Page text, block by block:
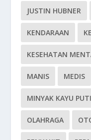
JUSTIN HUBNER
KENDARAAN
KESEHATAN
MANIS MEDIS
MINYAK KAYU
OLAHRAGA